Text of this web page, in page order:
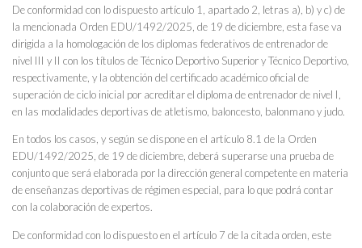
De conformidad con lo dispuesto artículo 1, apartado 2, letras a), b) y c) de
la mencionada Orden EDU/1492/2025, de 19 de diciembre, esta fase va
dirigida a la homologación de los diplomas federativos de entrenador de
nivel III y II con los títulos de Técnico Deportivo Superior y Técnico Deportivo,
respectivamente, y la obtención del certificado académico oficial de
superación de ciclo inicial por acreditar el diploma de entrenador de nivel I,
en las modalidades deportivas de atletismo, baloncesto, balonmano y judo.
En todos los casos, y según se dispone en el artículo 8.1 de la Orden
EDU/1492/2025, de 19 de diciembre, deberá superarse una prueba de
conjunto que será elaborada por la dirección general competente en materia
de enseñanzas deportivas de régimen especial, para lo que podrá contar
con la colaboración de expertos.
De conformidad con lo dispuesto en el artículo 7 de la citada orden, este